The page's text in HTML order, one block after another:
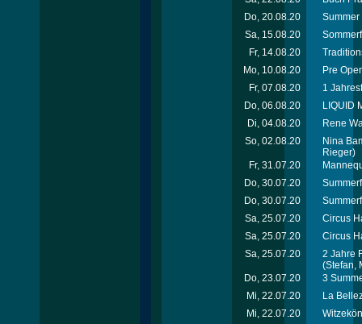
Do, 20.08.20
Summer
Sa, 15.08.20
Fr, 14.08.20
Mo, 10.08.20
Pre
Fr, 07.08.20
1
Do, 06.08.20
LIQUID
Di, 04.08.20
Rene
So, 02.08.20
Nina
Rieger)
Fr, 31.07.20
Do, 30.07.20
Do, 30.07.20
Sa, 25.07.20
Circus
Sa, 25.07.20
Circus
Sa, 25.07.20
2 Jahre
(Stefan,
Do, 23.07.20
3
Mi, 22.07.20
La
Mi, 22.07.20